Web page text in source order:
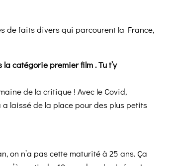
de faits divers qui parcourent la France,
catégorie premier film . Tu t’y
de la critique ! Avec le Covid,
a laissé de la place pour des plus petits
on n’a pas cette maturité à 25 ans. Ça